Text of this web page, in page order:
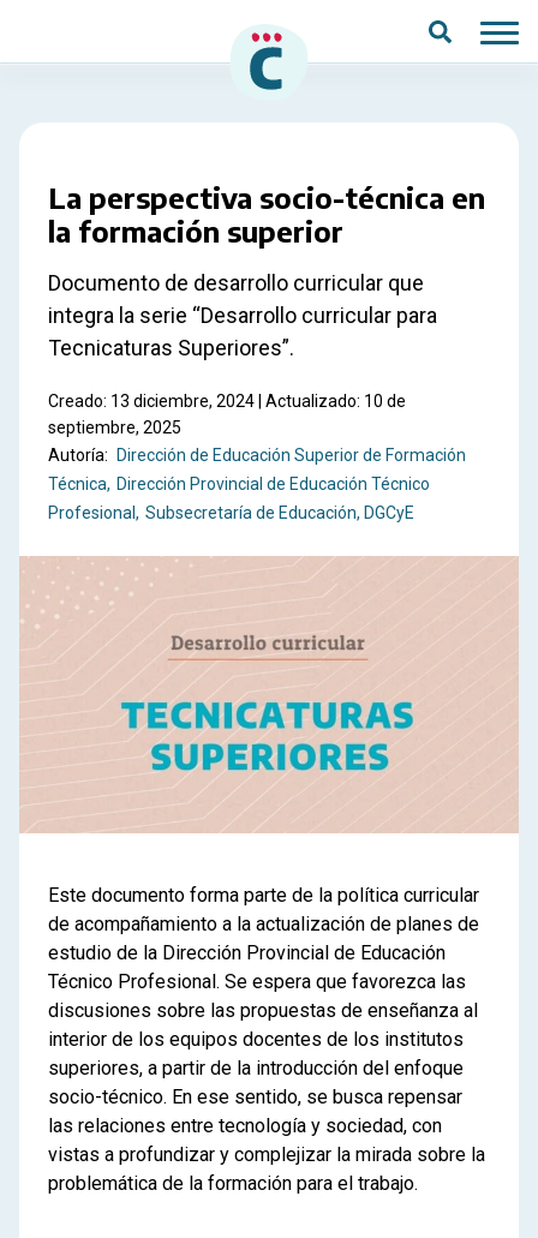
La perspectiva socio-técnica en
la formación superior
Documento de desarrollo curricular que
integra la serie “Desarrollo curricular para
Tecnicaturas Superiores”.
Creado: 13 diciembre, 2024 | Actualizado: 10 de
septiembre, 2025
Autoría:
Dirección de Educación Superior de Formación
Técnica
Dirección Provincial de Educación Técnico
Profesional
Subsecretaría de Educación, DGCyE
Este documento forma parte de la política curricular
de acompañamiento a la actualización de planes de
estudio de la Dirección Provincial de Educación
Técnico Profesional. Se espera que favorezca las
discusiones sobre las propuestas de enseñanza al
interior de los equipos docentes de los institutos
superiores, a partir de la introducción del enfoque
socio-técnico. En ese sentido, se busca repensar
las relaciones entre tecnología y sociedad, con
vistas a profundizar y complejizar la mirada sobre la
problemática de la formación para el trabajo.